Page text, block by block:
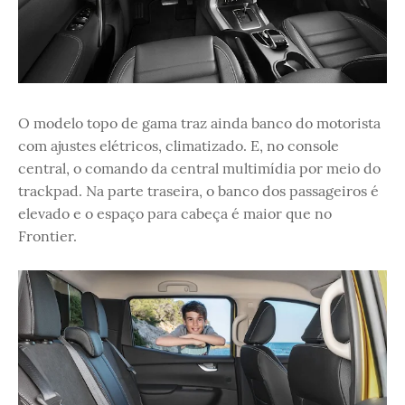
O modelo topo de gama traz ainda banco do motorista
com ajustes elétricos, climatizado. E, no console
central, o comando da central multimídia por meio do
trackpad. Na parte traseira, o banco dos passageiros é
elevado e o espaço para cabeça é maior que no
Frontier.